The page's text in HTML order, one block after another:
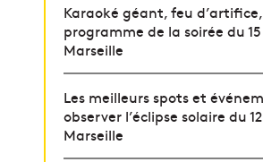
Karaoké géant, feu
programme de la soirée du
Marseille
Les meilleurs spots et
observer l’éclipse solaire du
Marseille